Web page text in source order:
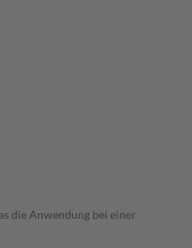
die Anwendung bei einer